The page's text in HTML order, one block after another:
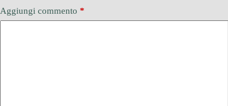
Aggiungi commento *